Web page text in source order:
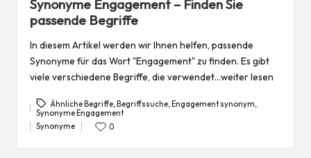
Synonyme Engagement – Finden Sie
passende Begriffe
In diesem Artikel werden wir Ihnen helfen, passende
Synonyme für das Wort "Engagement" zu finden. Es gibt
viele verschiedene Begriffe, die verwendet…weiter lesen
Tags:
Ähnliche Begriffe ,Begriffssuche ,Engagement synonym
Synonyme Engagement
Posted
Synonyme 0